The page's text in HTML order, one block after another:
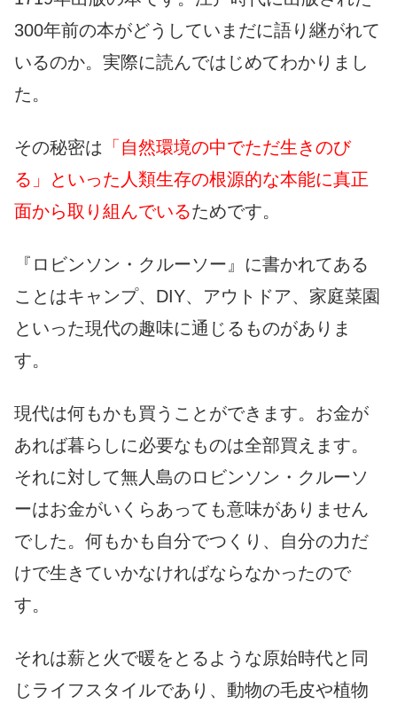
300年前の本がどうしていまだに語り継がれて
いるのか。実際に読んではじめてわかりまし
た。
その秘密は 「自然環境の中でただ生きのび
る」といった人類生存の根源的な本能に真正
面から取り組んでいるためです。
『ロビンソン・クルーソー』に書かれてある
ことはキャンプ、DIY、アウトドア、家庭菜園
といった現代の趣味に通じるものがありま
す。
現代は何もかも買うことができます。お金が
あれば暮らしに必要なものは全部買えます。
それに対して無人島のロビンソン・クルーソ
ーはお金がいくらあっても意味がありません
でした。何もかも自分でつくり、自分の力だ
けで生きていかなければならなかったので
す。
それは薪と火で暖をとるような原始時代と同
じライフスタイルであり、動物の毛皮や植物